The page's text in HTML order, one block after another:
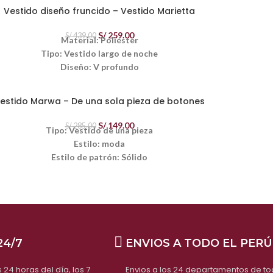
Peso:350 gramos
OFERTA, NO APLICA PARA CAMBIOS O DEVOLUCIONES
Vestido diseño fruncido – Vestido Marietta
S/439.00 S/259.00
Material: Poliéster
Tipo: Vestido largo de noche
Diseño: V profundo
Peso:1000 gramos
Video
OFERTA, NO APTO PARA CAMBIOS Y DEVOLUCIONES
Marwa – De una sola pieza de botones
S/285.00 S/149.00
Tipo: Vestido de una pieza
Estilo: moda
Estilo de patrón: Sólido
7
horas del día, los 7
ENVIOS A TODO EL PERÚ
Envios a los 24 departamentos de